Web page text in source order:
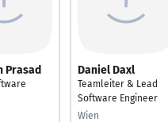
Prasad Daniel Daxl
Teamleiter & Lead
Software Engineer
Wien